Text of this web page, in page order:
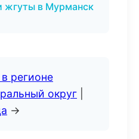
жгуты в Мурманск
регионе
округ
→